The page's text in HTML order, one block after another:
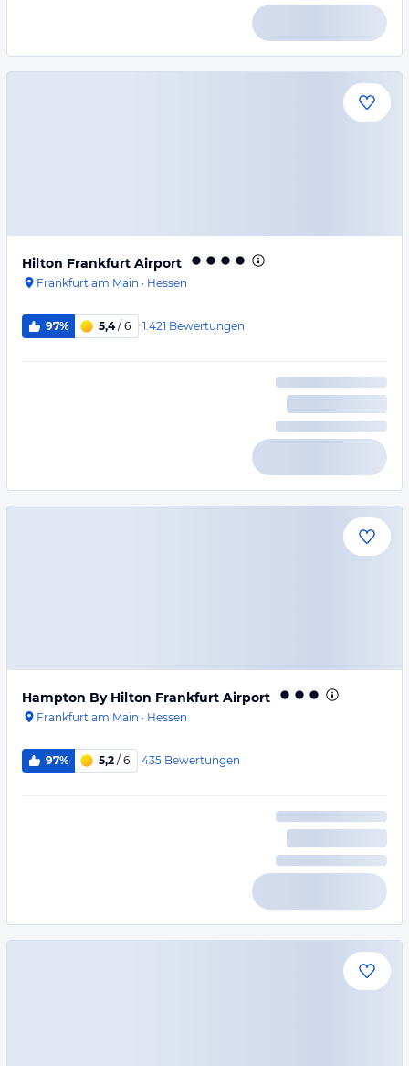
Hilton Frankfurt Airport
Frankfurt am Main · Hessen
97% 5,4/ 6 1.421 Bewertungen
Hampton By Hilton Frankfurt Airport
Frankfurt am Main · Hessen
97% 5,2 / 6 435 Bewertungen